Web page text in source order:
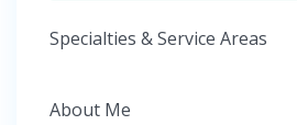
Specialties & Service Areas
About Me